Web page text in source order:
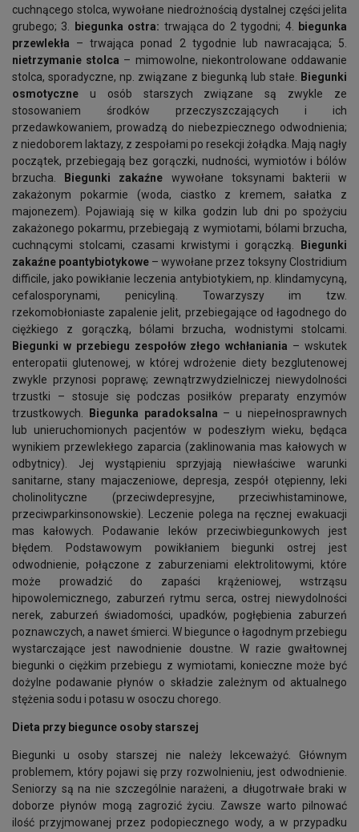
cuchnącego stolca, wywołane niedrożnością dystalnej części jelita
grubego; 3.
biegunka ostra: trwająca do 2 tygodni; 4.
biegunka
przewlekła – trwająca ponad 2 tygodnie lub nawracająca; 5.
nietrzymanie stolca – mimowolne, niekontrolowane oddawanie
stolca, sporadyczne, np. związane z biegunką lub stałe.
Biegunki
osmotyczne u osób starszych związane są zwykle ze
stosowaniem środków przeczyszczających i ich
przedawkowaniem, prowadzą do niebezpiecznego odwodnienia;
z niedoborem laktazy, z zespołami po resekcji żołądka. Mają nagły
początek, przebiegają bez gorączki, nudności, wymiotów i bólów
brzucha.
Biegunki zakaźne wywołane toksynami bakterii w
zakażonym pokarmie (woda, ciastko z kremem, sałatka z
majonezem). Pojawiają się w kilka godzin lub dni po spożyciu
zakażonego pokarmu, przebiegają z wymiotami, bólami brzucha,
cuchnącymi stolcami, czasami krwistymi i gorączką.
Biegunki
zakaźne poantybiotykowe – wywołane przez toksyny Clostridium
difficile, jako powikłanie leczenia antybiotykiem, np. klindamycyną,
cefalosporynami, penicyliną. Towarzyszy im tzw.
rzekomobłoniaste zapalenie jelit, przebiegające od łagodnego do
ciężkiego z gorączką, bólami brzucha, wodnistymi stolcami.
Biegunki w przebiegu zespołów złego wchłaniania – wskutek
enteropatii glutenowej, w której wdrożenie diety bezglutenowej
zwykle przynosi poprawę; zewnątrzwydzielniczej niewydolności
trzustki – stosuje się podczas posiłków preparaty enzymów
trzustkowych.
Biegunka paradoksalna – u niepełnosprawnych
lub unieruchomionych pacjentów w podeszłym wieku, będąca
wynikiem przewlekłego zaparcia (zaklinowania mas kałowych w
odbytnicy). Jej wystąpieniu sprzyjają niewłaściwe warunki
sanitarne, stany majaczeniowe, depresja, zespół otępienny, leki
cholinolityczne (przeciwdepresyjne, przeciwhistaminowe,
przeciwparkinsonowskie). Leczenie polega na ręcznej ewakuacji
mas kałowych. Podawanie leków przeciwbiegunkowych jest
błędem. Podstawowym powikłaniem biegunki ostrej jest
odwodnienie, połączone z zaburzeniami elektrolitowymi, które
może prowadzić do zapaści krążeniowej, wstrząsu
hipowolemicznego, zaburzeń rytmu serca, ostrej niewydolności
nerek, zaburzeń świadomości, upadków, pogłębienia zaburzeń
poznawczych, a nawet śmierci. W biegunce o łagodnym przebiegu
wystarczające jest nawodnienie doustne. W razie gwałtownej
biegunki o ciężkim przebiegu z wymiotami, konieczne może być
dożylne podawanie płynów o składzie zależnym od aktualnego
stężenia sodu i potasu w osoczu chorego.
Dieta przy biegunce osoby starszej
Biegunki u osoby starszej nie należy lekceważyć. Głównym
problemem, który pojawi się przy rozwolnieniu, jest odwodnienie.
Seniorzy są na nie szczególnie narażeni, a długotrwałe braki w
doborze płynów mogą zagrozić życiu. Zawsze warto pilnować
ilość przyjmowanej przez podopiecznego wody, a w przypadku